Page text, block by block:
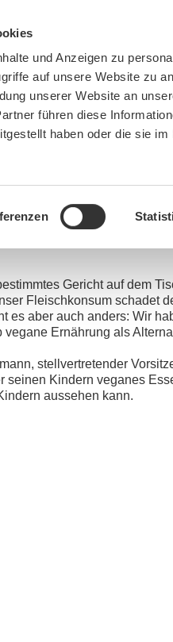
und Anzeigen zu
auf unsere Website zu
unserer Website an
führen diese
haben oder die sie
BN MÜNCHEN MITMACHEN
You are here: Home podcast Podcast »
Gericht auf dem
Fleischkonsum schadet
es aber auch anders: Wir
Ernährung als
stellvertretender
Kindern veganes
aussehen kann.